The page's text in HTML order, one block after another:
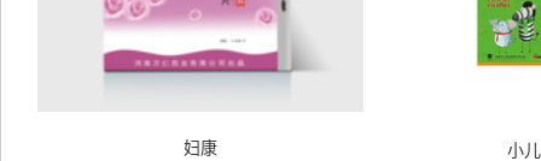
妇康 小